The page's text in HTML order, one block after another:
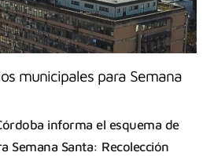
municipales para Semana
informa el esquema de
Semana Santa: Recolección